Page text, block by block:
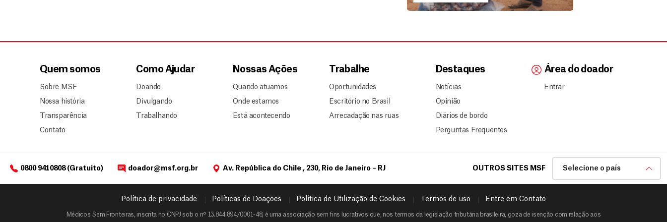
Quem somos
Sobre MSF
Nossa história
Transparência
Contato
Como Ajudar
Doando
Divulgando
Trabalhando
Nossas Ações
Quando atuamos
Onde estamos
Está acontecendo
Trabalhe
Oportunidades
Escritório no Brasil
Arrecadação nas ruas
Destaques
Notícias
Opinião
Diários de bordo
Perguntas Frequentes
Área do doador
Entrar
0800 9410808 (Gratuito) doador@msf.org.br Av. República do Chile , 230, Rio de Janeiro – RJ OUTROS SITES MSF Selecione o país
Política de privacidade Políticas de Doações Política de Utilização de Cookies Termos de uso Entre em Contato
Médicos Sem Fronteiras, inscrita no CNPJ sob o nº 13.844.894/0001-48, é uma associação sem fins lucrativos que, nos termos da legislação tributária brasileira, goza de isenção com relação aos